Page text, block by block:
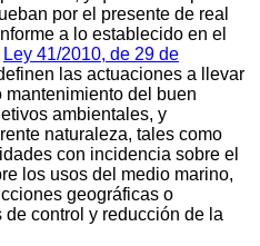
por el presente de real
a lo establecido en el
Ley 41/2010, de 29 de
las actuaciones a llevar
del buen
ambientales, y
naturaleza, tales como
con incidencia sobre el
los usos del medio marino,
geográficas o
control y reducción de la